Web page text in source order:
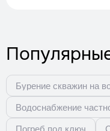
Бурение скважин на
Водоснабжение
Погреб под ключ